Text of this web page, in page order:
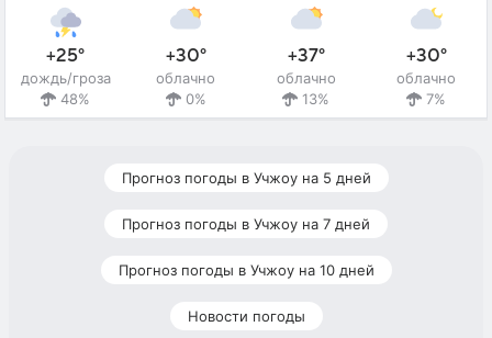
+25°
дождь/гроза
48%
+30°
облачно
0%
+37°
облачно
13%
+30°
облачно
7%
Прогноз погоды в Учжоу на 5 дней
Прогноз погоды в Учжоу на 7 дней
Прогноз погоды в Учжоу на 10 дней
Новости погоды